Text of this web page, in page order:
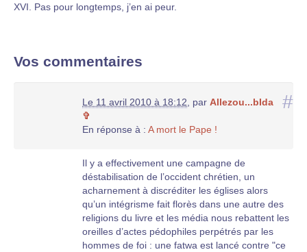
XVI. Pas pour longtemps, j’en ai peur.
Vos commentaires
#
Le 11 avril 2010 à 18:12 par Allezou...bIda
✞
En réponse à : A mort le Pape !
Il y a effectivement une campagne de
déstabilisation de l’occident chrétien, un
acharnement à discréditer les églises alors
qu’un intégrisme fait florès dans une autre des
religions du livre et les média nous rebattent les
oreilles d’actes pédophiles perpétrés par les
hommes de foi : une fatwa est lancé contre "ce